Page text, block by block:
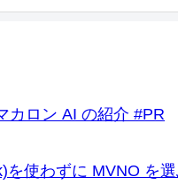
カロン AI の紹介 #PR
使わずに MVNO を